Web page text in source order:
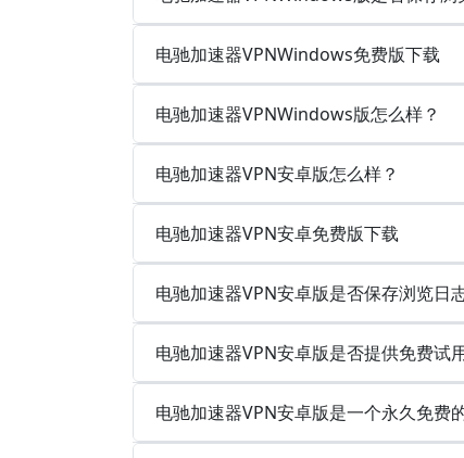
电驰加速器VPNWindows免费版下载
电驰加速器VPNWindows版怎么样？
电驰加速器VPN安卓版怎么样？
电驰加速器VPN安卓免费版下载
电驰加速器VPN安卓版是否保存浏览日
电驰加速器VPN安卓版是否提供免费试
电驰加速器VPN安卓版是一个永久免费